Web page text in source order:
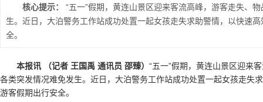
核心提示：
“五一”假期，黄连山景区迎来客流高峰，游客走失、
生。近日，大泊警务工作站成功处置一起女孩走失求助警情，以快速
全。
本报讯 （记者 王国禹 通讯员 邵臻） “五一”假期，黄连山景区迎来
各类突发情况难免发生。近日，大泊警务工作站成功处置一起女孩走失
游客假期出行安全。